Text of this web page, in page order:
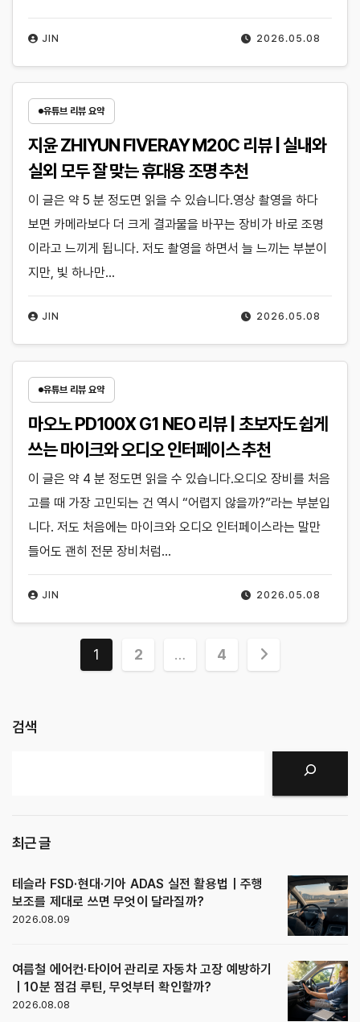
2026.05.08
JIN
유튜브 리뷰 요약
지윤 ZHIYUN FIVERAY M20C 리뷰 | 실내와
실외 모두 잘 맞는 휴대용 조명 추천
2026.05.08
JIN
이 글은 약 5 분 정도면 읽을 수 있습니다.영상 촬영을 하다
보면 카메라보다 더 크게 결과물을 바꾸는 장비가 바로 조명
이라고 느끼게 됩니다. 저도 촬영을 하면서 늘 느끼는 부분이
지만, 빛 하나만…
유튜브 리뷰 요약
마오노 PD100X G1 NEO 리뷰 | 초보자도 쉽게
쓰는 마이크와 오디오 인터페이스 추천
2026.05.08
JIN
이 글은 약 4 분 정도면 읽을 수 있습니다.오디오 장비를 처음
고를 때 가장 고민되는 건 역시 “어렵지 않을까?”라는 부분입
니다. 저도 처음에는 마이크와 오디오 인터페이스라는 말만
들어도 괜히 전문 장비처럼…
글1 2 … 4
검색
최근 글
테슬라 FSD·현대·기아 ADAS 실전 활용법｜주행
보조를 제대로 쓰면 무엇이 달라질까?
2026.08.09
여름철 에어컨·타이어 관리로 자동차 고장 예방하기
｜10분 점검 루틴, 무엇부터 확인할까?
2026.08.08